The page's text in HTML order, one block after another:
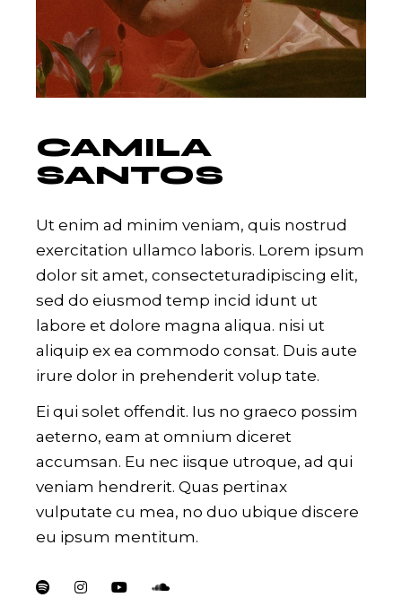
CAMILA
SANTOS
Ut enim ad minim veniam, quis nostrud
exercitation ullamco laboris. Lorem ipsum
dolor sit amet, consecteturadipiscing elit,
sed do eiusmod temp incid idunt ut
labore et dolore magna aliqua. nisi ut
aliquip ex ea commodo consat. Duis aute
irure dolor in prehenderit volup tate.
Ei qui solet offendit. Ius no graeco possim
aeterno, eam at omnium diceret
accumsan. Eu nec iisque utroque, ad qui
veniam hendrerit. Quas pertinax
vulputate cu mea, no duo ubique discere
eu ipsum mentitum.